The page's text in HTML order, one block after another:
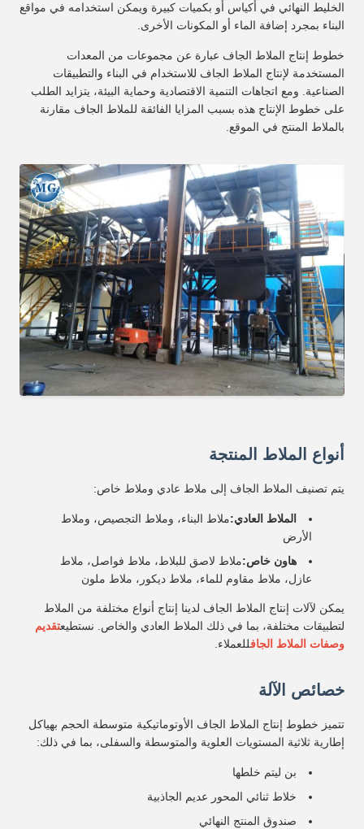
الخليط النهائي في أكياس أو بكميات كبيرة ويمكن استخدامه في مواقع
البناء بمجرد إضافة الماء أو المكونات الأخرى.
خطوط إنتاج الملاط الجاف عبارة عن مجموعات من المعدات
المستخدمة لإنتاج الملاط الجاف للاستخدام في البناء والتطبيقات
الصناعية. ومع اتجاهات التنمية الاقتصادية وحماية البيئة، يتزايد الطلب
على خطوط الإنتاج هذه بسبب المزايا الفائقة للملاط الجاف مقارنة
بالملاط المنتج في الموقع.
أنواع الملاط المنتجة
يتم تصنيف الملاط الجاف إلى ملاط ​​عادي وملاط خاص:
الملاط العادي:ملاط البناء، وملاط التجصيص، وملاط
الأرض
هاون خاص:ملاط لاصق للبلاط، ملاط ​​فواصل، ملاط ​​
عازل، ملاط ​​مقاوم للماء، ملاط ​​ديكور، ملاط ​​ملون
يمكن لآلات إنتاج الملاط الجاف لدينا إنتاج أنواع مختلفة من الملاط
لتطبيقات مختلفة، بما في ذلك الملاط العادي والخاص. نستطيعتقديم
وصفات الملاط الجافللعملاء.
خصائص الآلة
تتميز خطوط إنتاج الملاط الجاف الأوتوماتيكية متوسطة الحجم بهياكل
إطارية ثلاثية المستويات العلوية والمتوسطة والسفلى، بما في ذلك:
بن ليتم خلطها
خلاط ثنائي المحور عديم الجاذبية
صندوق المنتج النهائي